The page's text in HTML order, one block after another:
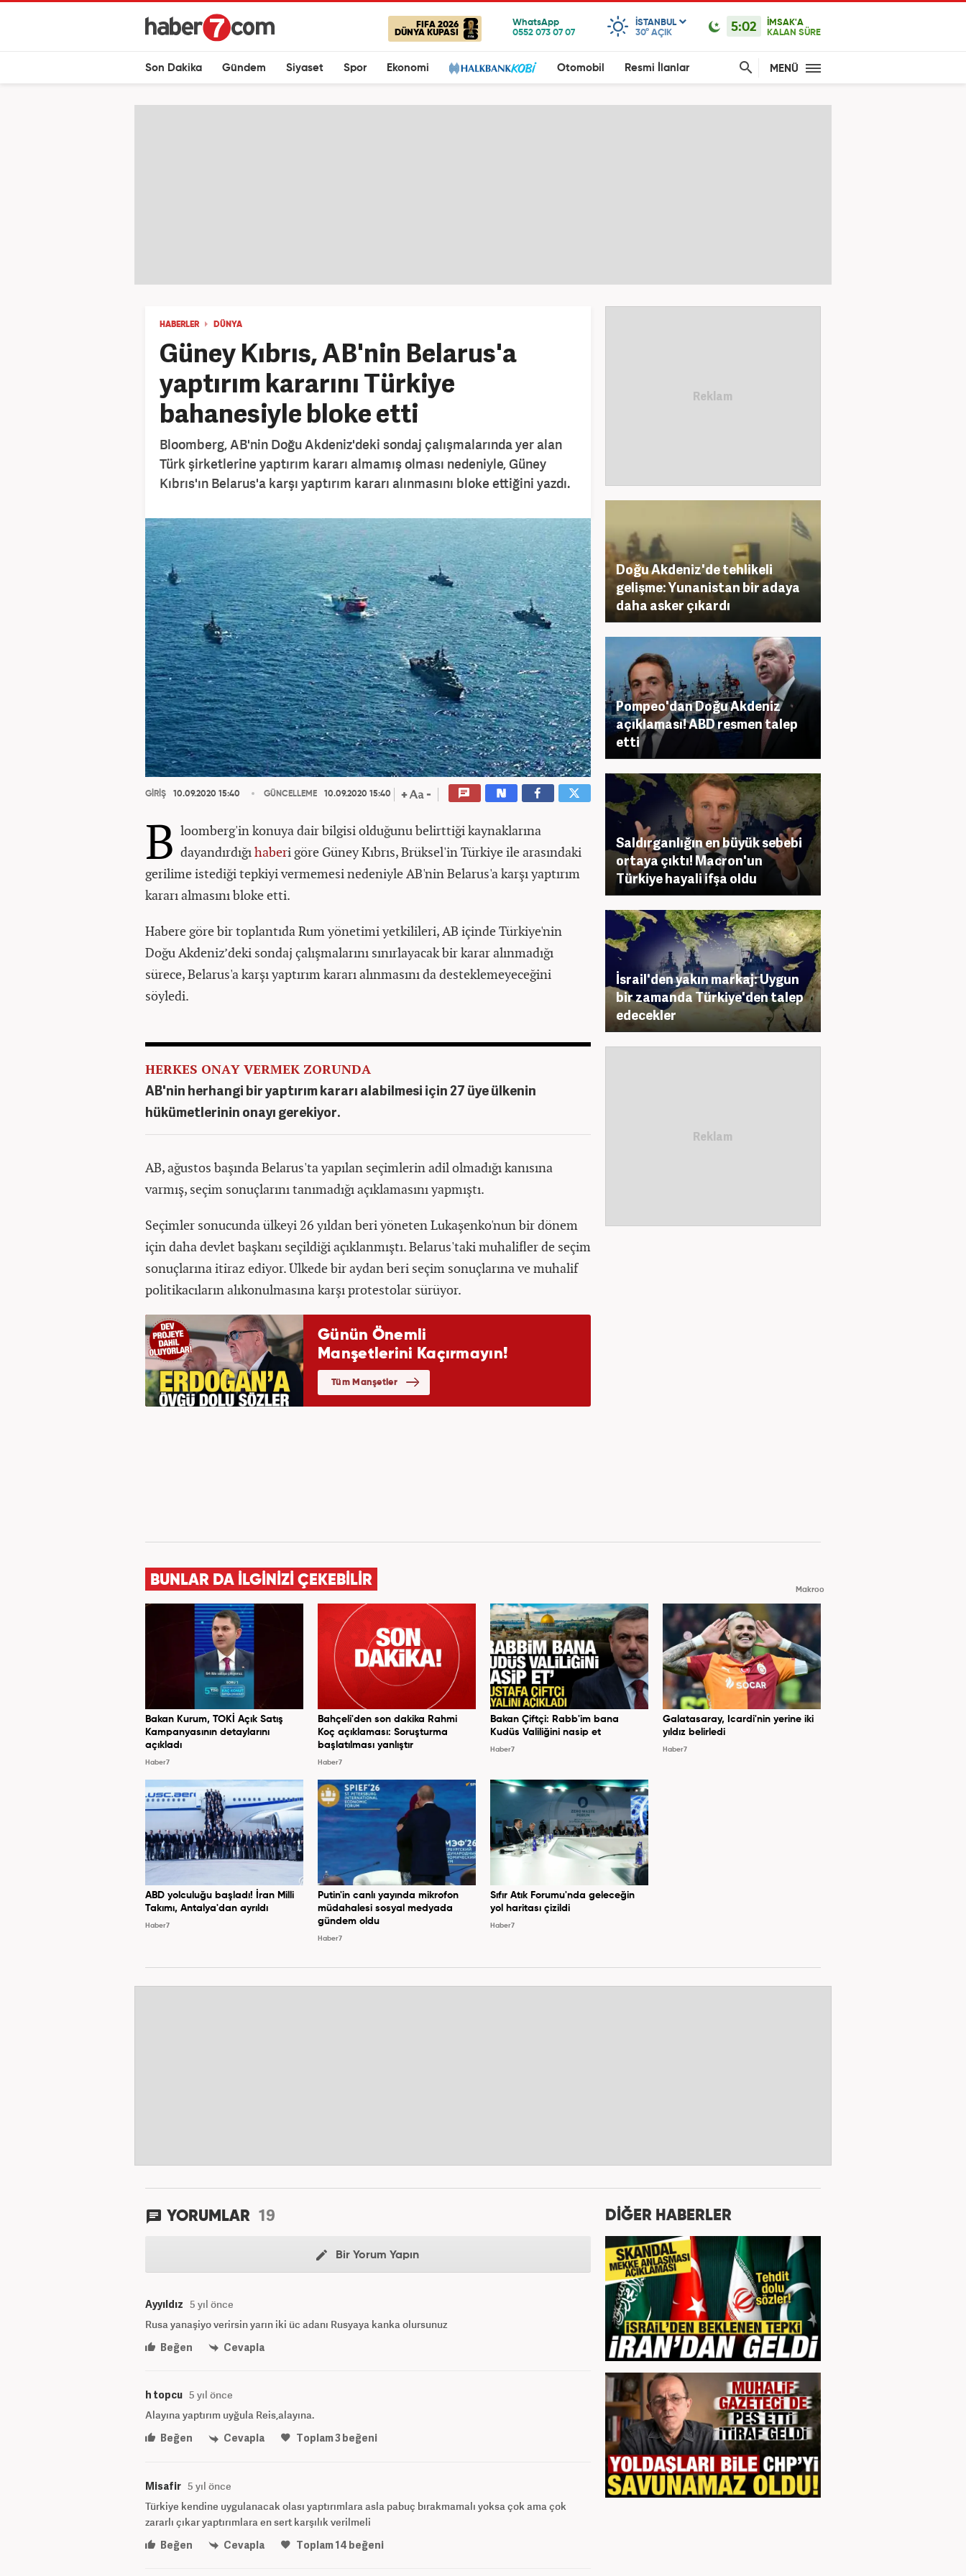
FIFA 2026
DÜNYA KUPASI
ISTANBUL
30° AÇIK 5:02
İMSAK'A
KALAN SÜRE
Son Dakika Gündem Siyaset Spor Ekonomi Otomobil Resmi İlanlar MENÜ
HABERLER DÜNYA
Güney Kıbrıs, AB'nin Belarus'a
yaptırım kararını Türkiye
bahanesiyle bloke etti
Bloomberg, AB'nin Doğu Akdeniz'deki sondaj çalışmalarında yer alan
Türk şirketlerine yaptırım kararı almamış olması nedeniyle, Güney
Kıbrıs'ın Belarus'a karşı yaptırım kararı alınmasını bloke ettiğini yazdı.
GİRİŞ 10.09.2020 15:40 GÜNCELLEME 10.09.2020 15:40
B loomberg'in konuya dair bilgisi olduğunu belirttiği kaynaklarına
dayandırdığıhaberi göre Güney Kıbrıs, Brüksel'in Türkiye ile arasındaki
gerilime istediği tepkiyi vermemesi nedeniyle AB'nin Belarus'a karşı yaptırım
kararı almasını bloke etti.
Habere göre bir toplantıda Rum yönetimi yetkilileri, AB içinde Türkiye'nin
Doğu Akdeniz’deki sondaj çalışmalarını sınırlayacak bir karar alınmadığı
sürece, Belarus'a karşı yaptırım kararı alınmasını da desteklemeyeceğini
söyledi.
HERKES ONAY VERMEK ZORUNDA
​AB'nin herhangi bir yaptırım kararı alabilmesi için 27 üye ülkenin
hükümetlerinin onayı gerekiyor.
AB, ağustos başında Belarus'ta yapılan seçimlerin adil olmadığı kanısına
varmış, seçim sonuçlarını tanımadığı açıklamasını yapmıştı.
Seçimler sonucunda ülkeyi 26 yıldan beri yöneten Lukaşenko'nun bir dönem
için daha devlet başkanı seçildiği açıklanmıştı. Belarus'taki muhalifler de seçim
sonuçlarına itiraz ediyor. Ülkede bir aydan beri seçim sonuçlarına ve muhalif
politikacıların alıkonulmasına karşı protestolar sürüyor.
Doğu Akdeniz'de tehlikeli
gelişme: Yunanistan bir adaya
daha asker çıkardı
Pompeo'dan Doğu Akdeniz
açıklaması! ABD resmen talep
etti
Saldırganlığın en büyük sebebi
ortaya çıktı! Macron'un
Türkiye hayali ifşa oldu
İsrail'den yakın markaj: Uygun
bir zamanda Türkiye'den talep
edecekler
BUNLAR DA İLGİNİZİ ÇEKEBİLİR
Makroo
Bakan Kurum, TOKİ Açık Satış
Kampanyasının detaylarını
açıkladı
Haber7
Bahçeli'den son dakika Rahmi
Koç açıklaması: Soruşturma
başlatılması yanlıştır
Haber7
Bakan Çiftçi: Rabb'im bana
Kudüs Valiliğini nasip et
Haber7
Galatasaray, Icardi'nin yerine iki
yıldız belirledi
Haber7
ABD yolculuğu başladı! İran Milli
Takımı, Antalya'dan ayrıldı
Haber7
Putin'in canlı yayında mikrofon
müdahalesi sosyal medyada
gündem oldu
Haber7
Sıfır Atık Forumu'nda geleceğin
yol haritası çizildi
Haber7
YORUMLAR 19
Bir Yorum Yapın
Ayyıldız 5 yıl önce
Rusa yanaşiyo verirsin yarın iki üc adanı Rusyaya kanka olursunuz
Beğen
Cevapla
h topcu 5 yıl önce
Alayına yaptırım uyğula Reis,alayına.
Beğen
Cevapla Toplam3beğeni
Misafir 5 yıl önce
Türkiye kendine uygulanacak olası yaptırımlara asla pabuç bırakmamalı yoksa çok ama çok
zararlı çıkar yaptırımlara en sert karşılık verilmeli
Beğen
Cevapla Toplam14 beğeni
DİĞER HABERLER